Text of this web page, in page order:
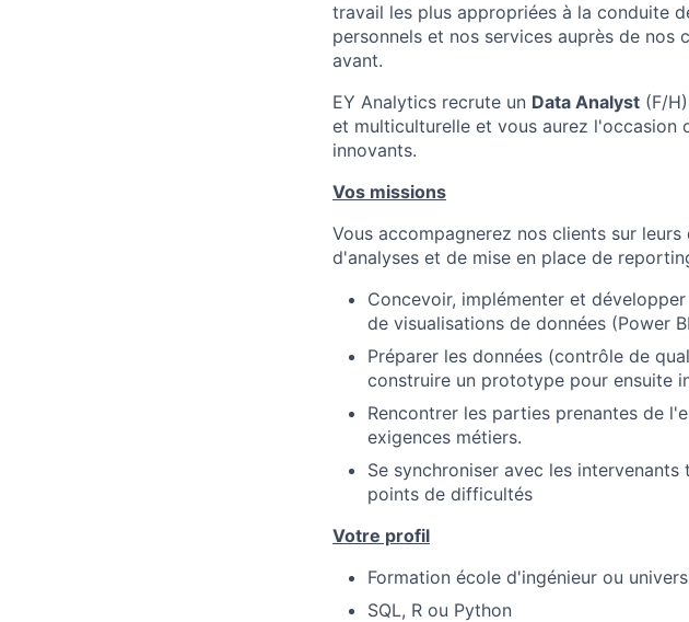
travail les plus appropriées à la conduite
personnels et nos services auprès de nos
avant.
EY Analytics recrute un Data Analyst (F/
et multiculturelle et vous aurez
innovants.
Vos missions
Vous accompagnerez nos clients sur
d'analyses et de mise en place de
Concevoir, implémenter et
de visualisations de données (Power
Préparer les données (contrôle de
construire un prototype pour ensuite
Rencontrer les parties prenantes de
exigences métiers.
Se synchroniser avec les
points de difficultés
Votre profil
Formation école d'ingénieur ou
SQL, R ou Python